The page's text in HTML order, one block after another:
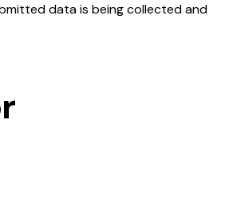
data is being collected and